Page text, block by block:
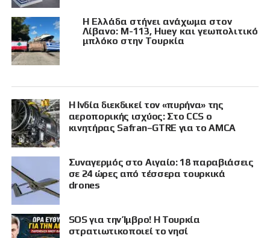
Η Ελλάδα στήνει ανάχωμα στον
Λίβανο: M-113, Huey και γεωπολιτικό
μπλόκο στην Τουρκία
Η Ινδία διεκδικεί τον «πυρήνα» της
αεροπορικής ισχύος: Στο CCS ο
κινητήρας Safran–GTRE για το AMCA
Συναγερμός στο Αιγαίο: 18 παραβιάσεις
σε 24 ώρες από τέσσερα τουρκικά
drones
SOS για την Ίμβρο! Η Τουρκία
στρατιωτικοποιεί το νησί